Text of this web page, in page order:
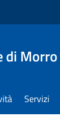
di
Servizi